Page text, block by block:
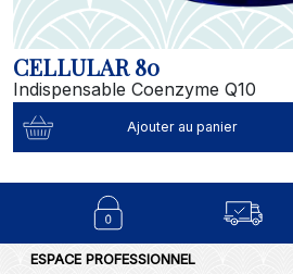
CELLULAR 80
Indispensable Coenzyme Q10
Ajouter au panier
ESPACE PROFESSIONNEL